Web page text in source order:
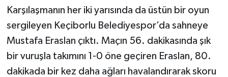
Karşılaşmanın her iki yarısında da üstün bir oyun
sergileyen Keçiborlu Belediyespor’da sahneye
Mustafa Eraslan çıktı. Maçın 56. dakikasında şık
bir vuruşla takımını 1-0 öne geçiren Eraslan, 80.
dakikada bir kez daha ağları havalandırarak skoru
SAĞLIK
Spor
Tarihi Yapılarımız